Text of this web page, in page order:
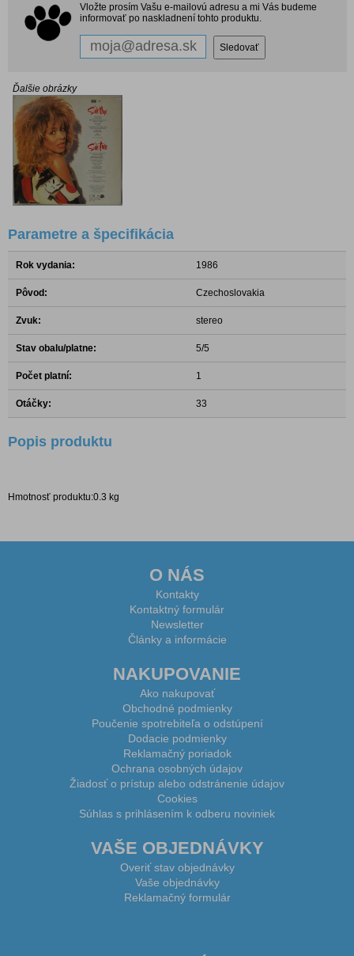
Vložte prosím Vašu e-mailovú adresu a mi Vás budeme
informovať po naskladnení tohto produktu.
Ďalšie obrázky
Parametre a špecifikácia
Rok vydania: 1986
Pôvod: Czechoslovakia
Zvuk: stereo
Stav obalu/platne: 5/5
Počet platní: 1
Otáčky: 33
Popis produktu
Hmotnosť produktu:0.3 kg
O NÁS
Kontakty
Kontaktný formulár
Newsletter
Články a informácie
NAKUPOVANIE
Ako nakupovať
Obchodné podmienky
Poučenie spotrebiteľa o odstúpení
Dodacie podmienky
Reklamačný poriadok
Ochrana osobných údajov
Žiadosť o prístup alebo odstránenie údajov
Cookies
Súhlas s prihlásením k odberu noviniek
VAŠE OBJEDNÁVKY
Overiť stav objednávky
Vaše objednávky
Reklamačný formulár